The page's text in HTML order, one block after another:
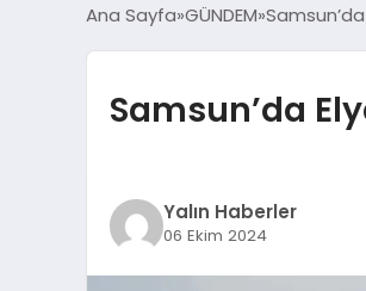
Ana Sayfa GÜNDEM Samsun’da
Samsun’da
Yalın Haberler
06 Ekim 2024